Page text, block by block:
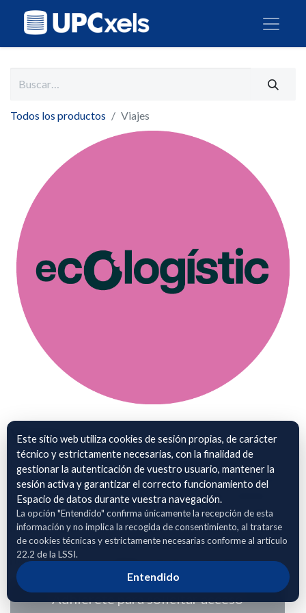
Todos los productos Viajes
Viajes
Conjunto de datos que recoge los desplazamientos
individuales realizados por los vehículos entre ubicaciones.
Incluye información estructurada sobre origen y destino,
coordenadas geográficas, distancia recorrida, velocidad
media y máxima, duración y referencias a puntos de entrega
cuando están disponibles. Este dataset permite el análisis de
rutas, patrones de movilidad y eficiencia operativa.
Adhierete para solicitar acceso
Este sitio web utiliza cookies de sesión propias, de carácter
técnico y estrictamente necesarias, con la finalidad de
gestionar la autenticación de vuestro usuario, mantener la
sesión activa y garantizar el correcto funcionamiento del
Espacio de datos durante vuestra navegación.
La opción "Entendido" confirma únicamente la recepción de esta
información y no implica la recogida de consentimiento, al tratarse
de cookies técnicas y estrictamente necesarias conforme al artículo
22.2 de la LSSI.
Entendido